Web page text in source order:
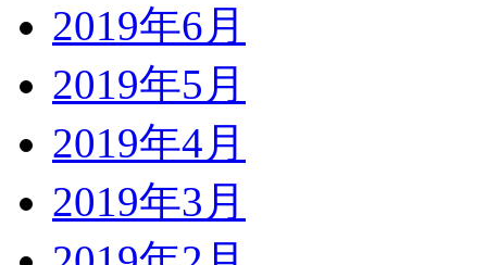
2019年6月
2019年5月
2019年4月
2019年3月